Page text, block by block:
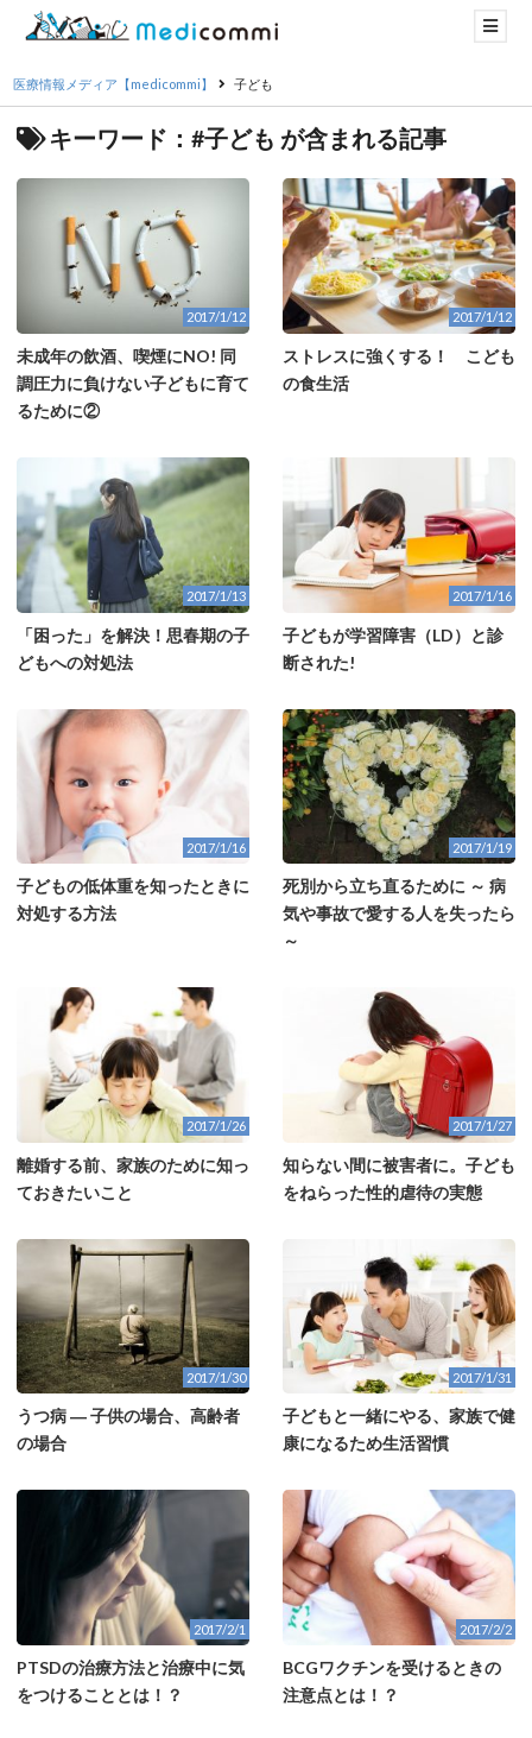
医療情報メディア【medicommi】 子ども
キーワード：#子ども が含まれる記事
2017/1/12
未成年の飲酒、喫煙にNO! 同
調圧力に負けない子どもに育て
るために②
2017/1/12
ストレスに強くする！ こども
の食生活
2017/1/13
「困った」を解決！思春期の子
どもへの対処法
2017/1/16
子どもが学習障害（LD）と診
断された!
2017/1/16
子どもの低体重を知ったときに
対処する方法
2017/1/19
死別から立ち直るために ～ 病
気や事故で愛する人を失ったら
～
2017/1/26
離婚する前、家族のために知っ
ておきたいこと
2017/1/27
知らない間に被害者に。子ども
をねらった性的虐待の実態
2017/1/30
うつ病 ― 子供の場合、高齢者
の場合
2017/1/31
子どもと一緒にやる、家族で健
康になるため生活習慣
2017/2/1
PTSDの治療方法と治療中に気
をつけることとは！？
2017/2/2
BCGワクチンを受けるときの
注意点とは！？